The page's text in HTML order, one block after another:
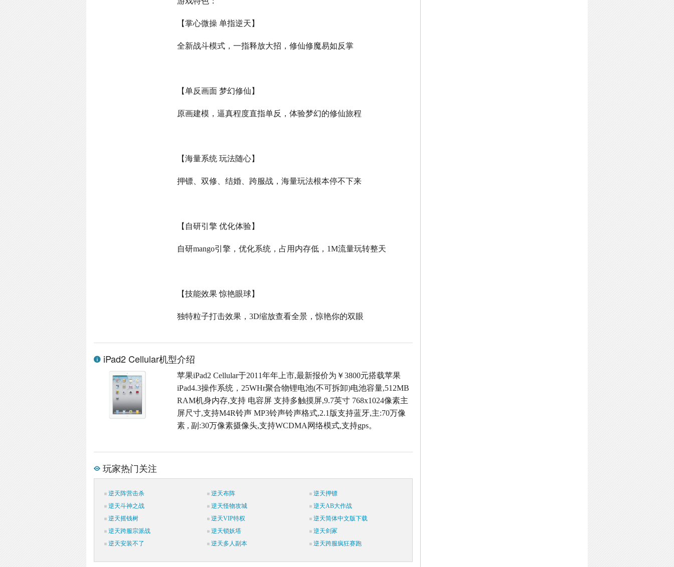
【掌心微操 单指逆天】
全新战斗模式，一指释放大招，修仙修魔易如反掌
【单反画面 梦幻修仙】
原画建模，逼真程度直指单反，体验梦幻的修仙旅程
【海量系统 玩法随心】
押镖、双修、结婚、跨服战，海量玩法根本停不下来
【自研引擎 优化体验】
自研mango引擎，优化系统，占用内存低， 1M流量玩转整天
【技能效果 惊艳眼球】
独特粒子打击效果，3D缩放查看全景，惊艳你的双眼
iPad2 Cellular机型介绍
苹果iPad2 Cellular于2011年年上市,最新报价为￥3800元搭载苹果
iPad4.3操作系统，25WHr聚合物锂电池(不可拆卸)电池容量,512MB
RAM机身内存,支持 电容屏 支持多触摸屏,9.7英寸 768x1024像素主
屏尺寸,支持M4R铃声 MP3铃声铃声格式,2.1版支持蓝牙,主:70万像
素 , 副:30万像素摄像头,支持WCDMA网络模式,支持gps。
玩家热门关注
逆天阵营击杀 逆天布阵
逆天押镖
逆天斗神之战
逆天怪物攻城
逆天AB大作战
逆天摇钱树
逆天VIP特权
逆天简体中文版下载
逆天跨服宗派战
逆天锁妖塔
逆天剑冢
逆天安装不了
逆天多人副本 逆天跨服疯狂赛跑